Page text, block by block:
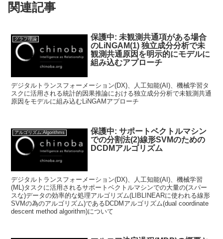
関連記事
グラフ理論
保護中: 未観測共通項がある場合
のLiNGAM(1) 独立成分分析で未
観測共通原因を明示的にモデルに
組み込むアプローチ
デジタルトランスフォーメーション(DX)、人工知能(AI)、機械学習タ
スクに活用される統計的因果推論における独立成分分析で未観測共通
原因をモデルに組み込むLiNGAMアプローチ
アルゴリズム:Algorithms
保護中: サポートベクトルマシン
での分割法(2)線形SVMのための
DCDMアルゴリズム
デジタルトランスフォーメーション(DX)、人工知能(AI)、機械学習
(ML)タスクに活用されるサポートベクトルマシンでの大量の(スパー
スな)データの効率的な処理アルゴリズム(LIBLINEARに使われる線形
SVMの為のアルゴリズム)であるDCDMアルゴリズム(dual coordinate
descent method algorithm)について